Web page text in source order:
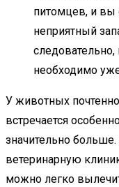
питомцев, и вы
неприятный
необходимо
У животных
встречается
значительно
ветеринарную
можно легко